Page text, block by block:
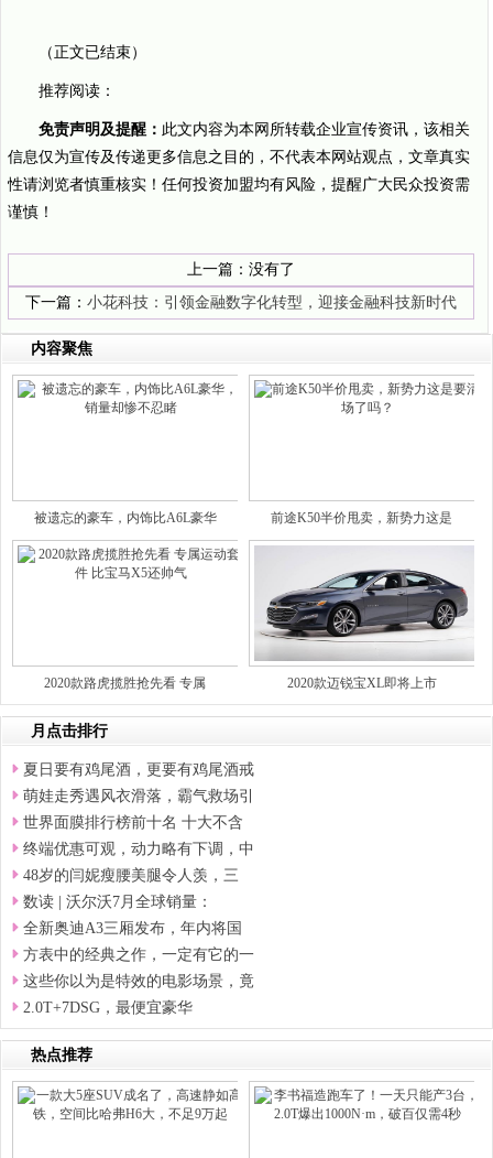
（正文已结束）
推荐阅读：
免责声明及提醒： 此文内容为本网所转载企业宣传资讯，该相关
信息仅为宣传及传递更多信息之目的，不代表本网站观点，文章真实
性请浏览者慎重核实！任何投资加盟均有风险，提醒广大民众投资需
谨慎！
上一篇：没有了
下一篇： 小花科技：引领金融数字化转型，迎接金融科技新时代
内容聚焦
被遗忘的豪车，内饰比A6L豪华 前途K50半价甩卖，新势力这是
2020款路虎揽胜抢先看 专属 2020款迈锐宝XL即将上市
月点击排行
夏日要有鸡尾酒，更要有鸡尾酒戒
萌娃走秀遇风衣滑落，霸气救场引
世界面膜排行榜前十名 十大不含
终端优惠可观，动力略有下调，中
48岁的闫妮瘦腰美腿令人羡，三
数读 | 沃尔沃7月全球销量：
全新奥迪A3三厢发布，年内将国
方表中的经典之作，一定有它的一
这些你以为是特效的电影场景，竟
2.0T+7DSG，最便宜豪华
热点推荐